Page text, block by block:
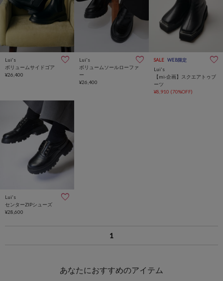
Lui's
ボリュームサイドゴア
¥26,400
Lui's
ボリュームソールローファ
ー
¥26,400
SALE WEB限定
Lui's
【mi-企画】スクエアトゥブ
ーツ
¥8,910 (70%OFF)
Lui's
センターZIPシューズ
¥28,600
1
あなたにおすすめのアイテム